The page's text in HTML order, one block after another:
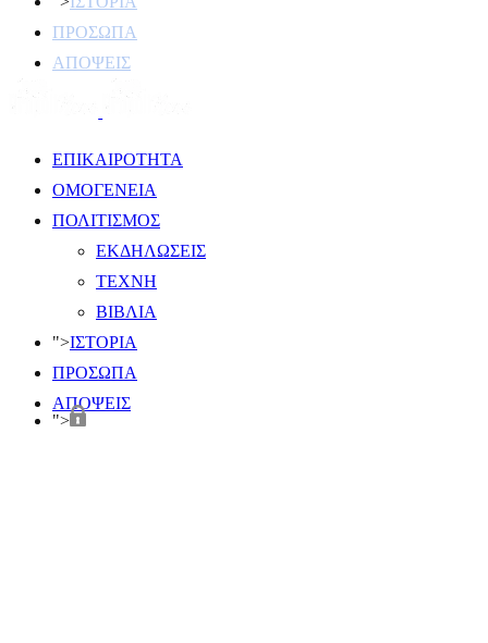
ΠΡΟΣΩΠΑ
ΑΠΟΨΕΙΣ
ΕΠΙΚΑΙΡΟΤΗΤΑ
ΟΜΟΓΕΝΕΙΑ
ΠΟΛΙΤΙΣΜΟΣ
ΕΚΔΗΛΩΣΕΙΣ
ΤΕΧΝΗ
ΒΙΒΛΙΑ
">ΙΣΤΟΡΙΑ
ΠΡΟΣΩΠΑ
ΑΠΟΨΕΙΣ
">